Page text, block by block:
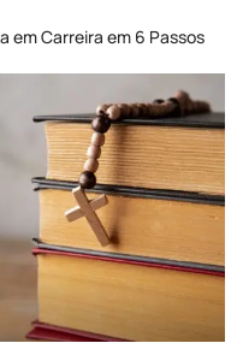
em Carreira em 6 Passos